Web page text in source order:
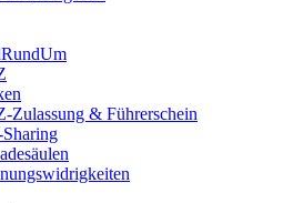
Zulassung & Führerschein